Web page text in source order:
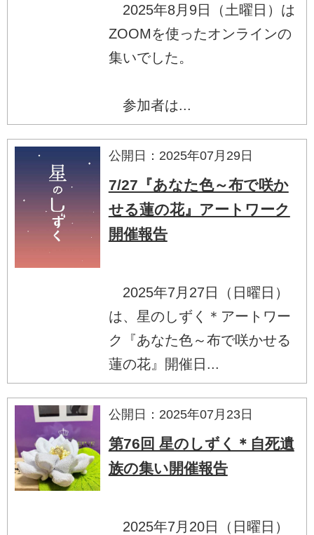
2025年8月9日（土曜日）は
ZOOMを使ったオンラインの
集いでした。
参加者は...
公開日：2025年07月29日
7/27『あなた色～布で咲か
せる蓮の花』アートワーク
開催報告
2025年7月27日（日曜日）
は、星のしずく＊アートワー
ク『あなた色～布で咲かせる
蓮の花』開催日...
公開日：2025年07月23日
第76回 星のしずく＊自死遺
族の集い開催報告
2025年7月20日（日曜日）